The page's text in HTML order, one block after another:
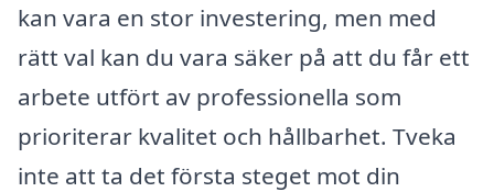
kan vara en stor investering, men med
rätt val kan du vara säker på att du får ett
arbete utfört av professionella som
prioriterar kvalitet och hållbarhet. Tveka
inte att ta det första steget mot din